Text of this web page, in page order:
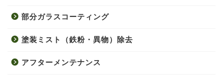
部分ガラスコーティング
塗装ミスト（鉄粉・異物）除去
アフターメンテナンス